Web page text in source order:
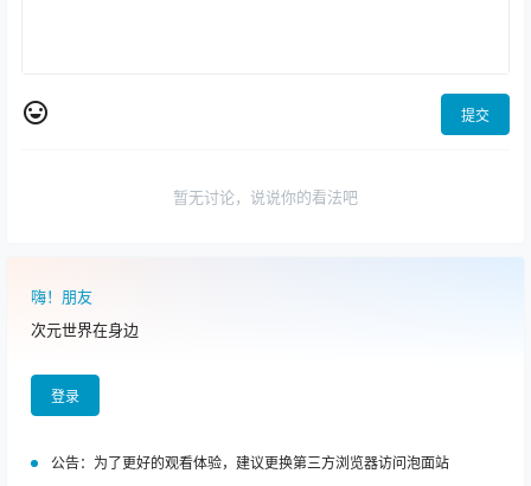
提交
暂无讨论，说说你的看法吧
嗨！朋友
次元世界在身边
登录
公告： 为了更好的观看体验，建议更换第三方浏览器访问泡面站